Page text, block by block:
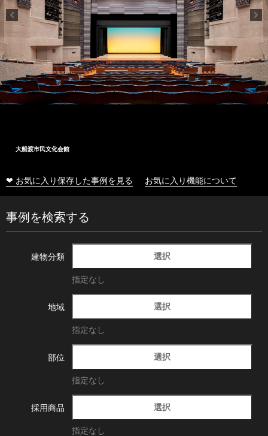
大船渡市民文化会館
❤ お気に入り保存した事例を見る お気に入り機能について
事例を検索する
建物分類 選択
指定なし
地域 選択
指定なし
部位 選択
指定なし
採用商品 選択
指定なし